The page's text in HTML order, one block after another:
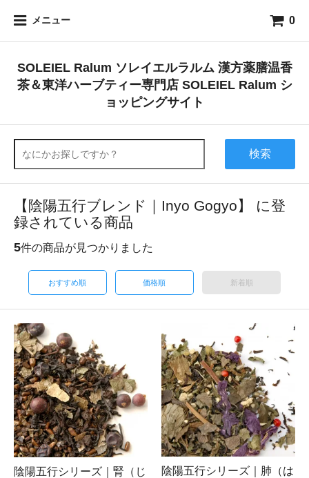
メニュー 0
SOLEIEL Ralum ソレイエルラルム 漢方薬膳温香
茶＆東洋ハーブティー専門店 SOLEIEL Ralum シ
ョッピングサイト
検索
【陰陽五行ブレンド｜Inyo Gogyo】 に登
録されている商品
5件の商品が見つかりました
おすすめ順 価格順 新着順
陰陽五行シリーズ｜腎（じ
陰陽五行シリーズ｜肺（は